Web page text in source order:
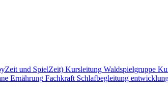
und SpielZeit) Kursleitung Waldspielgruppe
Ernährung Fachkraft Schlafbegleitung